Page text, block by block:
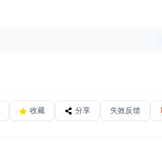
收藏 分享 失效反馈